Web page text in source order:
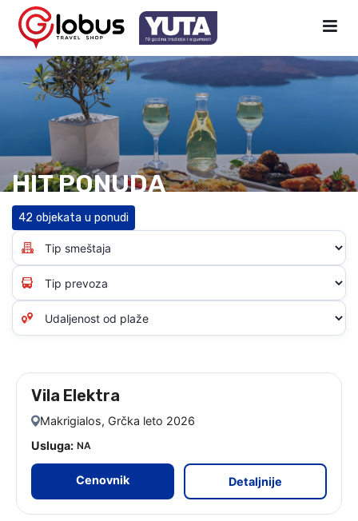
HIT PONUDA
42 objekata u ponudi
Vila Elektra
Makrigialos, Grčka leto 2026
Usluga: NA
Cenovnik Detaljnije